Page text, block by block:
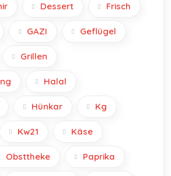
Dessert Frisch
GAZI Geflügel
Grillen
Halal
Hünkar Kg
Kw21 Käse
Obsttheke Paprika